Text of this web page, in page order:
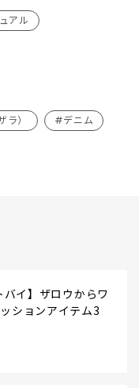
アル
） #デニム
バイ】ザロウからワ
ションアイテム3